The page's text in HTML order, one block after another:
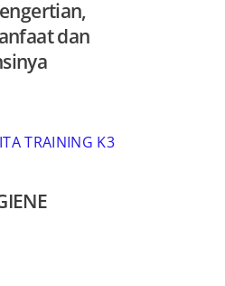
dan
TRAINING K3